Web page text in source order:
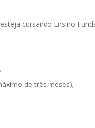
cursando Ensino
de três meses);